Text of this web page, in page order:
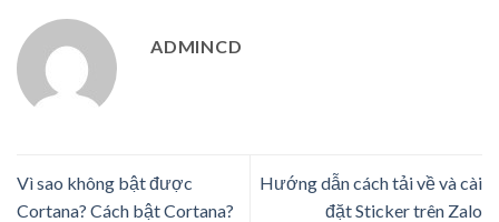
ADMINCD
Vì sao không bật được
Cortana? Cách bật Cortana?
Hướng dẫn cách tải về và cài
đặt Sticker trên Zalo